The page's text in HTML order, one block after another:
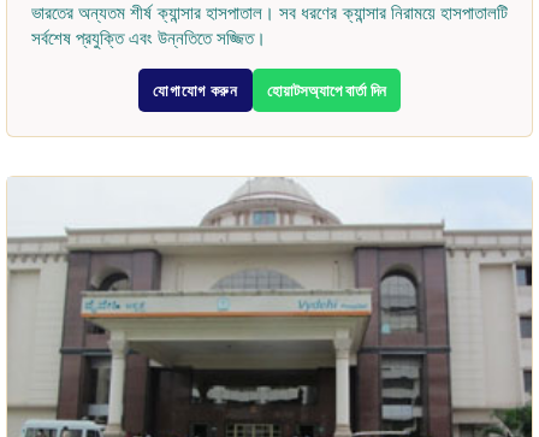
ভারতের অন্যতম শীর্ষ ক্যান্সার হাসপাতাল। সব ধরণের ক্যান্সার নিরাময়ে হাসপাতালটি
সর্বশেষ প্রযুক্তি এবং উন্নতিতে সজ্জিত।
যোগাযোগ করুন হোয়াটসঅ্যাপে বার্তা দিন